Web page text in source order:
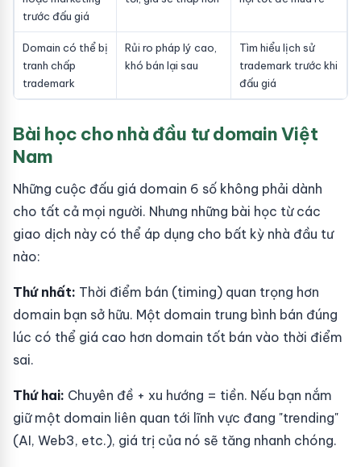
trước đấu giá
Domain có thể bị
tranh chấp
trademark
Rủi ro pháp lý cao,
khó bán lại sau
Tìm hiểu lịch sử
trademark trước khi
đấu giá
Bài học cho nhà đầu tư domain Việt
Nam
Những cuộc đấu giá domain 6 số không phải dành
cho tất cả mọi người. Nhưng những bài học từ các
giao dịch này có thể áp dụng cho bất kỳ nhà đầu tư
nào:
Thứ nhất: Thời điểm bán (timing) quan trọng hơn
domain bạn sở hữu. Một domain trung bình bán đúng
lúc có thể giá cao hơn domain tốt bán vào thời điểm
sai.
Thứ hai: Chuyên đề + xu hướng = tiền. Nếu bạn nắm
giữ một domain liên quan tới lĩnh vực đang "trending"
(AI, Web3, etc.), giá trị của nó sẽ tăng nhanh chóng.